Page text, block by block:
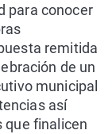
para conocer
remitida
de un
municipal
así
que finalicen